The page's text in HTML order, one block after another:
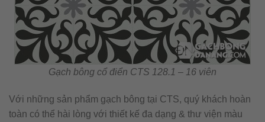
Gạch bông cổ điển CTS 128.1 – 16 viên
Với những sản phẩm gạch bông tại CTS, quý khách hoàn
toàn có thể hài lòng với thiết kế đa dạng & thư viện màu